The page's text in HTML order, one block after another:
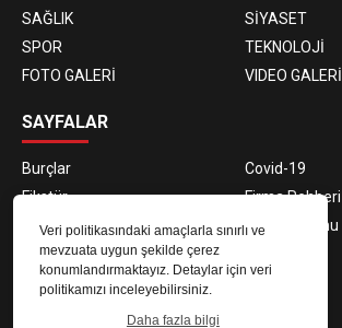
Veri politikasındaki amaçlarla sınırlı ve
mevzuata uygun şekilde çerez
konumlandırmaktayız. Detaylar için veri
politikamızı inceleyebilirsiniz.
Daha fazla bilgi
SAĞLIK
SİYASET
SPOR
TEKNOLOJİ
FOTO GALERİ
VIDEO GALERİ
SAYFALAR
Burçlar
Covid-19
Fikstür
Firma Rehberi
Gazeteler
Hava Durumu
Namaz Vakitleri
Künye